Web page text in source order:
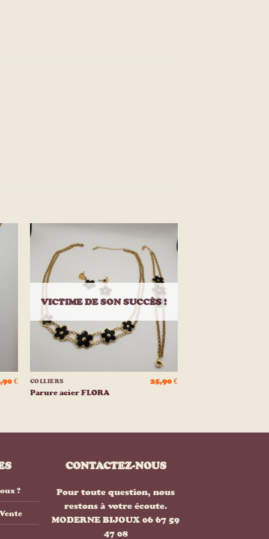
€
Ajouter
à la
liste
d’envies
VICTIME DE SON SUCCÈS !
COLLIERS
Parure acier FLORA
25,90€
?
CONTACTEZ-NOUS
Pour toute question, nous
restons à votre écoute.
MODERNE BIJOUX 06 67 59
47 08